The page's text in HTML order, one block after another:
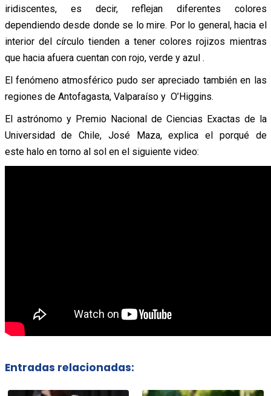
iridiscentes, es decir, reflejan diferentes colores
dependiendo desde donde se lo mire. Por lo general, hacia el
interior del círculo tienden a tener colores rojizos mientras
que hacia afuera cuentan con rojo, verde y azul .
El fenómeno atmosférico pudo ser apreciado también en las
regiones de Antofagasta, Valparaíso y O’Higgins.
El astrónomo y Premio Nacional de Ciencias Exactas de la
Universidad de Chile, José Maza, explica el porqué de
este halo en torno al sol en el siguiente video:
Entradas relacionadas: